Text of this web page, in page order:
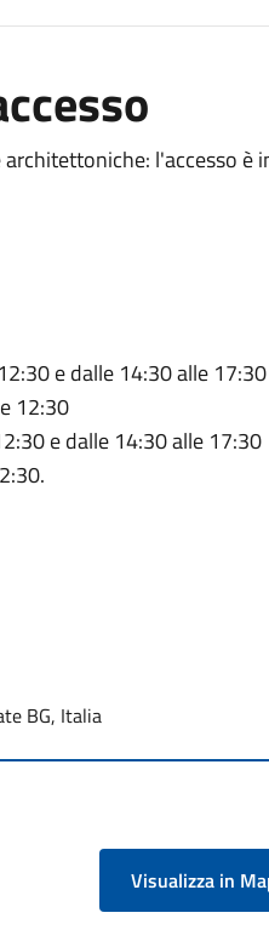
l'accesso è
e dalle 14:30 alle 17:30
12:30
e dalle 14:30 alle 17:30
BG, Italia
Visualizza in